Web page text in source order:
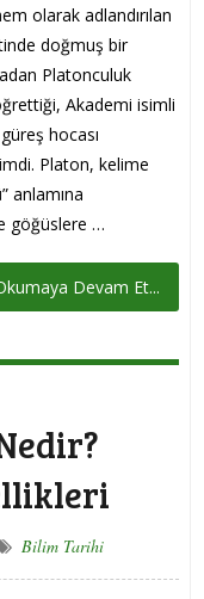
olarak adlandırılan
doğmuş bir
Platonculuk
Akademi isimli
hocası
Platon, kelime
anlamına
göğüslere …
Devam Et...
Bilim Tarihi